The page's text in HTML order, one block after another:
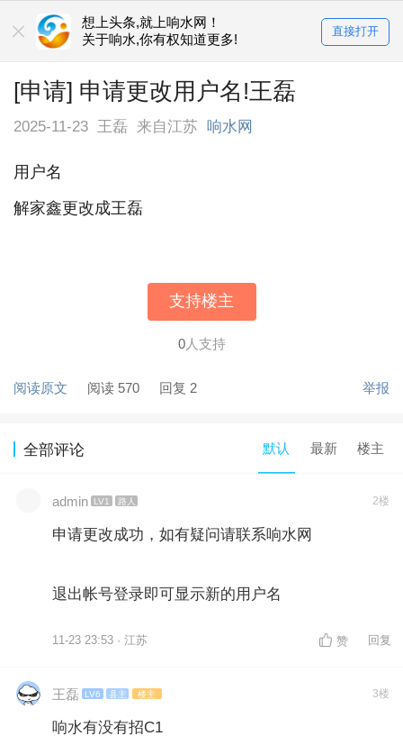
想上头条,就上响水网！
关于响水,你有权知道更多!
直接打开
[申请] 申请更改用户名!王磊
2025-11-23 王磊 来自江苏 响水网
用户名
解家鑫更改成王磊
支持楼主
0人支持
阅读原文 阅读 570 回复 2 举报
全部评论 默认 最新 楼主
admin LV1 路人 2楼
申请更改成功，如有疑问请联系响水网
退出帐号登录即可显示新的用户名
11-23 23:53 · 江苏 赞 回复
王磊 LV6 县主 楼主 3楼
响水有没有招C1